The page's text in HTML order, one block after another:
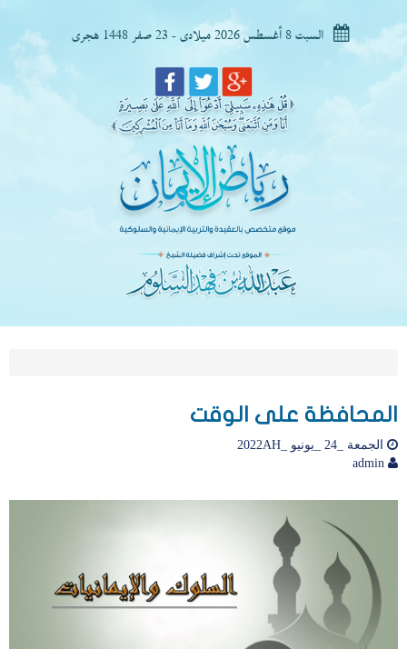
السبت 8 أغسطس 2026 ميلادى - 23 صفر 1448 هجرى
المحافظة على الوقت
الجمعة _24 _يونيو _2022AH